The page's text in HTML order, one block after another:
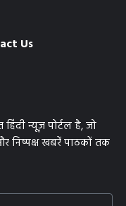
Us
हिंदी न्यूज़ पोर्टल है, जो
निष्पक्ष खबरें पाठकों तक